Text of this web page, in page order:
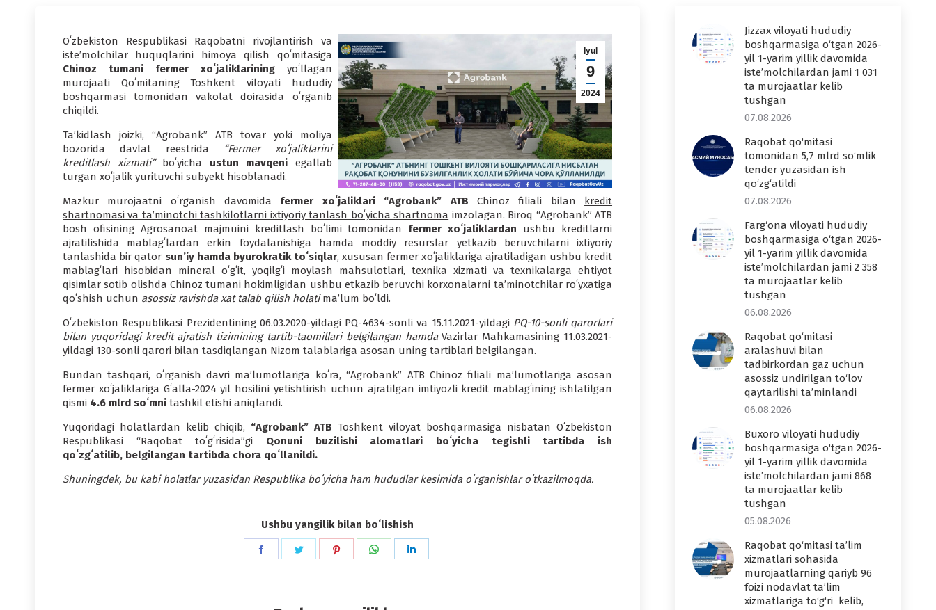
Iyul
9
2024
Oʻzbekiston Respublikasi Raqobatni rivojlantirish va
iste’molchilar huquqlarini himoya qilish qoʻmitasiga
Chinoz tumani fermer xoʻjaliklariningyoʻllagan
murojaati Qoʻmitaning Toshkent viloyati hududiy
boshqarmasi tomonidan vakolat doirasida oʻrganib
chiqildi.
Ta’kidlash joizki, “Agrobank” ATB tovar yoki moliya
bozorida davlat reestrida
“Fermer xoʻjaliklarini
kreditlash xizmati”boʻyicha ustun mavqeni egallab
turgan xoʻjalik yurituvchi subyekt hisoblanadi.
Mazkur murojaatni oʻrganish davomida fermer xoʻjaliklari “Agrobank” ATB Chinoz filiali bilan kredit
shartnomasi va ta’minotchi tashkilotlarni ixtiyoriy tanlash boʻyicha shartnoma imzolagan. Biroq “Agrobank” ATB
bosh ofisining Agrosanoat majmuini kreditlash boʻlimi tomonidan fermer xoʻjaliklardan ushbu kreditlarni
ajratilishida mablagʻlardan erkin foydalanishiga hamda moddiy resurslar yetkazib beruvchilarni ixtiyoriy
tanlashida bir qator sun’iy hamda byurokratik toʻsiqlar, xususan fermer xoʻjaliklariga ajratiladigan ushbu kredit
mablagʻlari hisobidan mineral oʻgʻit, yoqilgʻi moylash mahsulotlari, texnika xizmati va texnikalarga ehtiyot
qisimlar sotib olishda Chinoz tumani hokimligidan ushbu etkazib beruvchi korxonalarni ta’minotchilar roʻyxatiga
qoʻshish uchun asossiz ravishda xat talab qilish holatima’lum boʻldi.
Oʻzbekiston Respublikasi Prezidentining 06.03.2020-yildagi PQ-4634-sonli va 15.11.2021-yildagi PQ-10-sonli qarorlari
bilan yuqoridagi kredit ajratish tizimining tartib-taomillari belgilangan hamdaVazirlar Mahkamasining 11.03.2021-
yildagi 130-sonli qarori bilan tasdiqlangan Nizom talablariga asosan uning tartiblari belgilangan.
Bundan tashqari, oʻrganish davri ma’lumotlariga koʻra, “Agrobank” ATB Chinoz filiali ma’lumotlariga asosan
fermer xoʻjaliklariga Gʻalla-2024 yil hosilini yetishtirish uchun ajratilgan imtiyozli kredit mablagʻining ishlatilgan
qismi 4.6 mlrd soʻmni tashkil etishi aniqlandi.
Yuqoridagi holatlardan kelib chiqib, “Agrobank” ATB Toshkent viloyat boshqarmasiga nisbatan Oʻzbekiston
Respublikasi “Raqobat toʻgʻrisida”gi Qonuni buzilishi alomatlari boʻyicha tegishli tartibda ish
qoʻzgʻatilib, belgilangan tartibda chora qoʻllanildi.
Shuningdek, bu kabi holatlar yuzasidan Respublika boʻyicha ham hududlar kesimida oʻrganishlar oʻtkazilmoqda.
Ushbu yangilik bilan boʻlishish
Share
Share
Share
Share
Jizzax viloyati hududiy
boshqarmasiga o‘tgan 2026-
yil 1-yarim yillik davomida
iste’molchilardan jami 1 031
ta murojaatlar kelib
tushgan
07.08.2026
Raqobat qo‘mitasi
tomonidan 5,7 mlrd so‘mlik
tender yuzasidan ish
qo‘zg‘atildi
07.08.2026
Farg‘ona viloyati hududiy
boshqarmasiga o‘tgan 2026-
yil 1-yarim yillik davomida
iste’molchilardan jami 2 358
ta murojaatlar kelib
tushgan
06.08.2026
Raqobat qo‘mitasi
aralashuvi bilan
tadbirkordan gaz uchun
asossiz undirilgan to‘lov
qaytarilishi ta’minlandi
06.08.2026
Buxoro viloyati hududiy
boshqarmasiga o‘tgan 2026-
yil 1-yarim yillik davomida
iste’molchilardan jami 868
ta murojaatlar kelib
tushgan
05.08.2026
Raqobat qo‘mitasi ta’lim
xizmatlari sohasida
murojaatlarning qariyb 96
foizi nodavlat ta’lim
xizmatlariga to‘g‘ri kelib,